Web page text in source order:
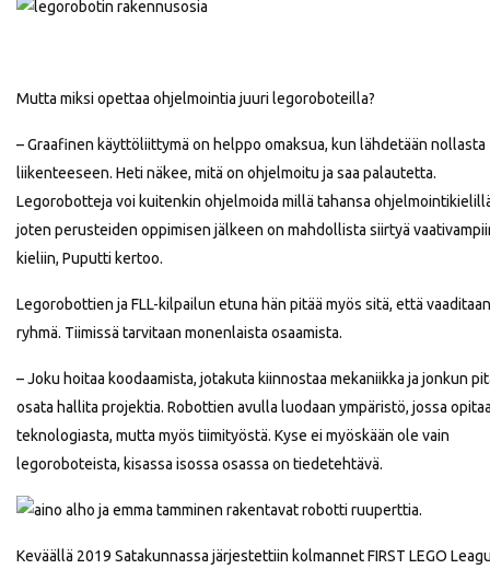
Mutta miksi opettaa ohjelmointia juuri legoroboteilla?
– Graafinen käyttöliittymä on helppo omaksua, kun lähdetään nollasta
liikenteeseen. Heti näkee, mitä on ohjelmoitu ja saa palautetta.
Legorobotteja voi kuitenkin ohjelmoida millä tahansa
joten perusteiden oppimisen jälkeen on mahdollista siirtyä
kieliin, Puputti kertoo.
Legorobottien ja FLL-kilpailun etuna hän pitää myös sitä, että vaaditaan
ryhmä. Tiimissä tarvitaan monenlaista osaamista.
– Joku hoitaa koodaamista, jotakuta kiinnostaa mekaniikka ja jonkun
osata hallita projektia. Robottien avulla luodaan ympäristö, jossa
teknologiasta, mutta myös tiimityöstä. Kyse ei myöskään ole vain
legoroboteista, kisassa isossa osassa on tiedetehtävä.
Keväällä 2019 Satakunnassa järjestettiin kolmannet FIRST LEGO